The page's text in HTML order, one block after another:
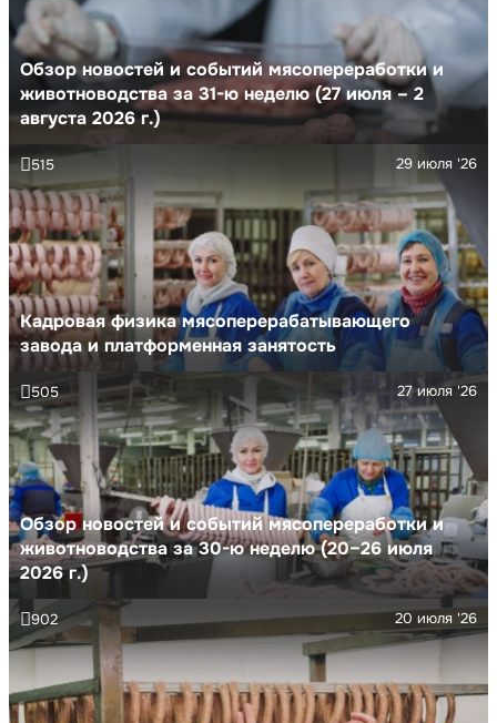
Обзор новостей и событий мясопереработки и
животноводства за 31-ю неделю (27 июля – 2
августа 2026 г.)
Кадровая физика мясоперерабатывающего
завода и платформенная занятость
29 июля '26
515
Обзор новостей и событий мясопереработки и
животноводства за 30-ю неделю (20–26 июля
2026 г.)
27 июля '26
505
20 июля '26
902